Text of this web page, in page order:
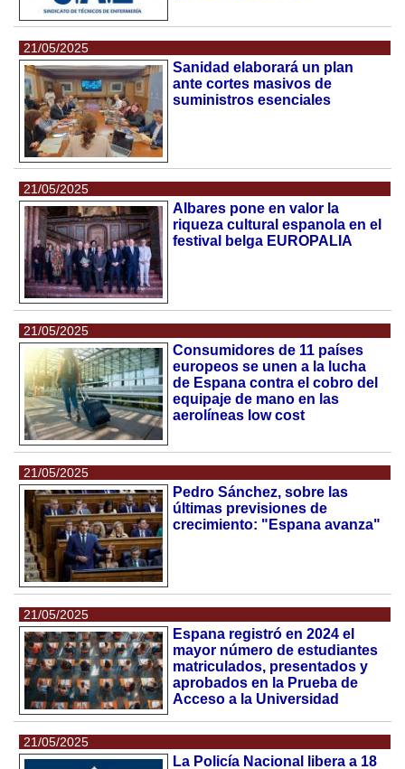
21/05/2025
Sanidad elaborará un plan
ante cortes masivos de
suministros esenciales
21/05/2025
Albares pone en valor la
riqueza cultural espanola en el
festival belga EUROPALIA
21/05/2025
Consumidores de 11 países
europeos se unen a la lucha
de Espana contra el cobro del
equipaje de mano en las
aerolíneas low cost
21/05/2025
Pedro Sánchez, sobre las
últimas previsiones de
crecimiento: "Espana avanza"
21/05/2025
Espana registró en 2024 el
mayor número de estudiantes
matriculados, presentados y
aprobados en la Prueba de
Acceso a la Universidad
21/05/2025
La Policía Nacional libera a 18